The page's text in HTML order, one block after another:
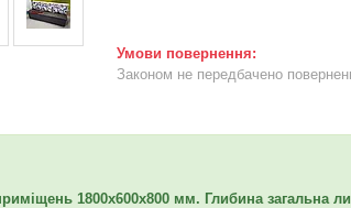
Законом не передбачено
1800х600х800 мм. Глибина загальна